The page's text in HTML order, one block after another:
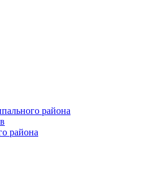
района
района